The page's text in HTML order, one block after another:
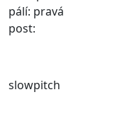
pálí: pravá
post:
slowpitch